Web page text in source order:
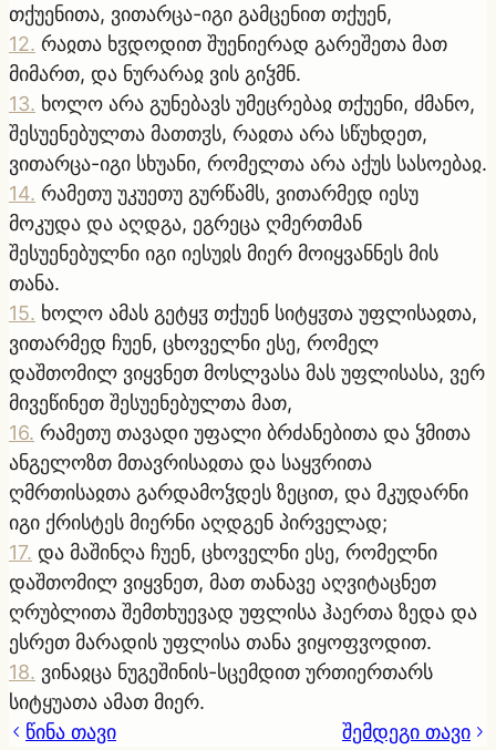
თქუენითა, ვითარცა-იგი გამცენით თქუენ,
12. რაჲთა ხჳდოდით შუენიერად გარეშეთა მათ
მიმართ, და ნურარაჲ ვის გიჴმნ.
13. ხოლო არა გუნებავს უმეცრებაჲ თქუენი, ძმანო,
შესუენებულთა მათთჳს, რაჲთა არა სწუხდეთ,
ვითარცა-იგი სხუანი, რომელთა არა აქუს სასოებაჲ.
14. რამეთუ უკუეთუ გურწამს, ვითარმედ იესუ
მოკუდა და აღდგა, ეგრეცა ღმერთმან
შესუენებულნი იგი იესუჲს მიერ მოიყვანნეს მის
თანა.
15. ხოლო ამას გეტყჳ თქუენ სიტყჳთა უფლისაჲთა,
ვითარმედ ჩუენ, ცხოველნი ესე, რომელ
დაშთომილ ვიყვნეთ მოსლვასა მას უფლისასა, ვერ
მივეწინეთ შესუენებულთა მათ,
16. რამეთუ თავადი უფალი ბრძანებითა და ჴმითა
ანგელოზთ მთავრისაჲთა და საყჳრითა
ღმრთისაჲთა გარდამოჴდეს ზეცით, და მკუდარნი
იგი ქრისტეს მიერნი აღდგენ პირველად;
17. და მაშინღა ჩუენ, ცხოველნი ესე, რომელნი
დაშთომილ ვიყვნეთ, მათ თანავე აღვიტაცნეთ
ღრუბლითა შემთხუევად უფლისა ჰაერთა ზედა და
ესრეთ მარადის უფლისა თანა ვიყოფვოდით.
18. ვინაჲცა ნუგეშინის-სცემდით ურთიერთარს
სიტყუათა ამათ მიერ.
წინა თავი
შემდეგი თავი